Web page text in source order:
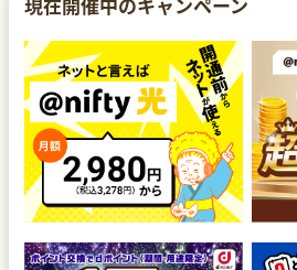
現在開催中のキャンペーン